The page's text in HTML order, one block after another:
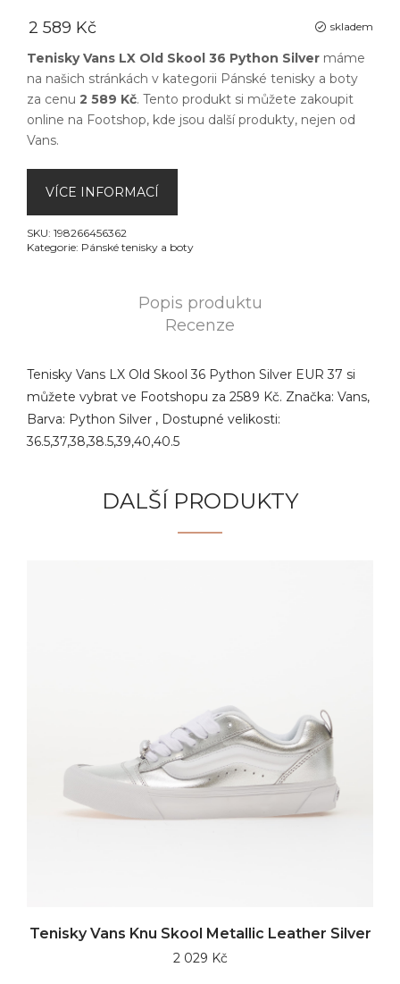
skladem
2 589 Kč
Tenisky Vans LX Old Skool 36 Python Silver máme
na našich stránkách v kategorii Pánské tenisky a boty
za cenu 2 589 Kč. Tento produkt si můžete zakoupit
online na Footshop, kde jsou další produkty, nejen od
Vans.
VÍCE INFORMACÍ
SKU: 198266456362
Kategorie: Pánské tenisky a boty
Popis produktu
Recenze
Tenisky Vans LX Old Skool 36 Python Silver EUR 37 si
můžete vybrat ve Footshopu za 2589 Kč. Značka: Vans,
Barva: Python Silver , Dostupné velikosti:
36.5,37,38,38.5,39,40,40.5
DALŠÍ PRODUKTY
Tenisky Vans Knu Skool Metallic Leather Silver
2 029 Kč